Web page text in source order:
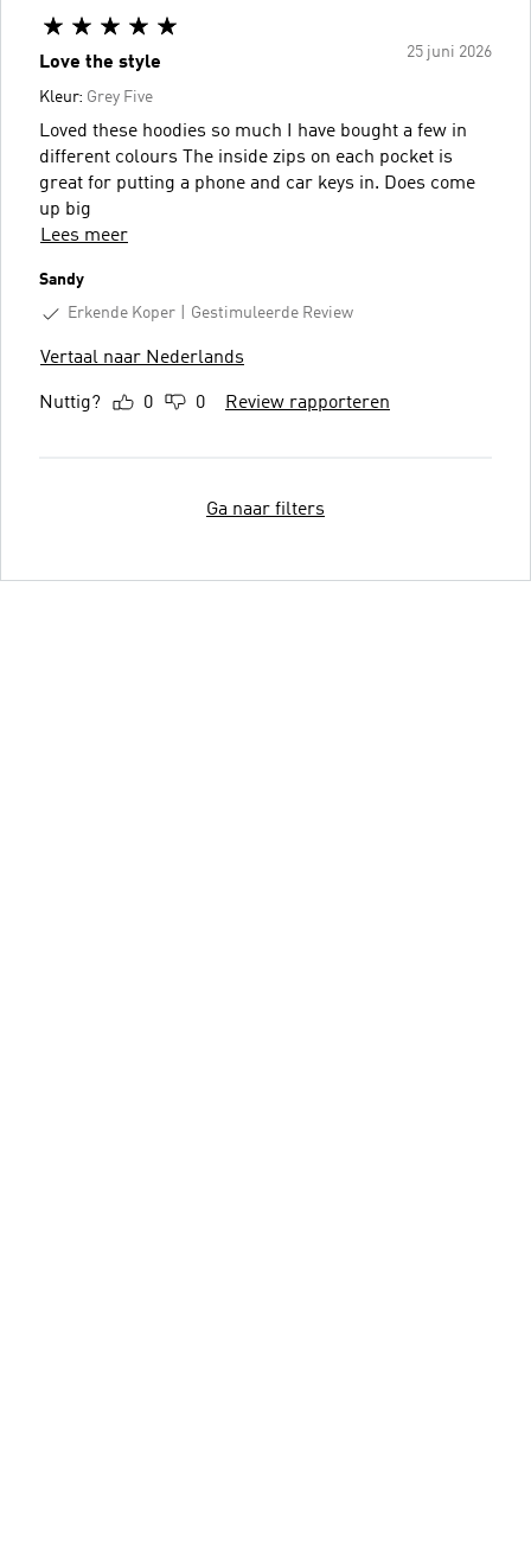
25 juni 2026
Love the style
Kleur: Grey Five
Loved these hoodies so much I have bought a few in
different colours The inside zips on each pocket is
great for putting a phone and car keys in. Does come
up big
Lees meer
Sandy
Erkende Koper
Gestimuleerde Review
Vertaal naar Nederlands
Nuttig? 0 0 Review rapporteren
Ga naar filters